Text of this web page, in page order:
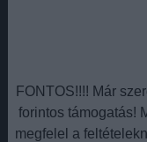
FONTOS!!!! Már
forintos támogatás!
megfelel a